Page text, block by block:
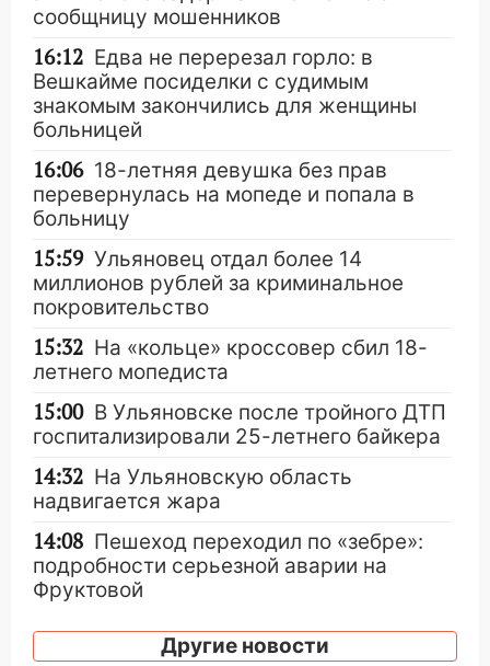
сообщницу мошенников
16:12 Едва не перерезал горло: в
Вешкайме посиделки с судимым
знакомым закончились для женщины
больницей
16:06 18-летняя девушка без прав
перевернулась на мопеде и попала в
больницу
15:59 Ульяновец отдал более 14
миллионов рублей за криминальное
покровительство
15:32 На «кольце» кроссовер сбил 18-
летнего мопедиста
15:00 В Ульяновске после тройного ДТП
госпитализировали 25-летнего байкера
14:32 На Ульяновскую область
надвигается жара
14:08 Пешеход переходил по «зебре»:
подробности серьезной аварии на
Фруктовой
13:30 В Димитровграде на улице
Трудовой горело здание
Другие новости